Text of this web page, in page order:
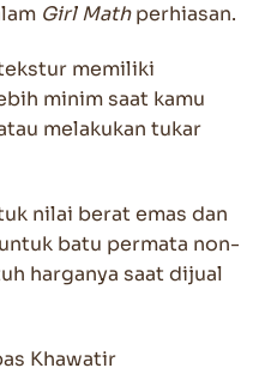
Girl Mathperhiasan.
memiliki
minim saat kamu
melakukan tukar
nilai berat emas dan
batu permata non-
harganya saat dijual
Khawatir